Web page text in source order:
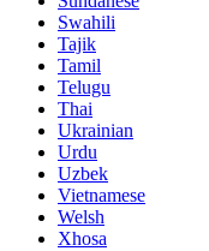
Swahili
Tajik
Tamil
Telugu
Thai
Ukrainian
Urdu
Uzbek
Vietnamese
Welsh
Xhosa